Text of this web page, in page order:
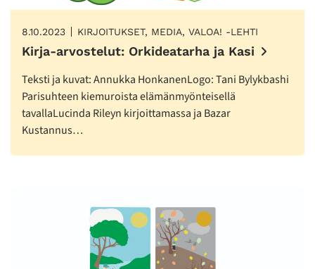
8.10.2023 KIRJOITUKSET, MEDIA, VALOA! -LEHTI
Kirja-arvostelut: Orkideatarha ja Kasi
Teksti ja kuvat: Annukka HonkanenLogo: Tani Bylykbashi
Parisuhteen kiemuroista elämänmyönteisellä
tavallaLucinda Rileyn kirjoittamassa ja Bazar
Kustannus…